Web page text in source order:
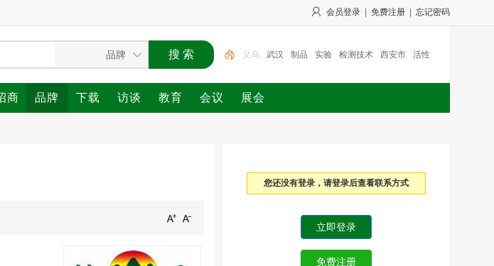
会员登录 免费注册 忘记密码
武汉 制品 实验 检测技术 西安市 活性 机电
工业 消毒 义乌
商 品牌 下载 访谈 教育 会议 展会
您还没有登录，请登录后查看联系方式